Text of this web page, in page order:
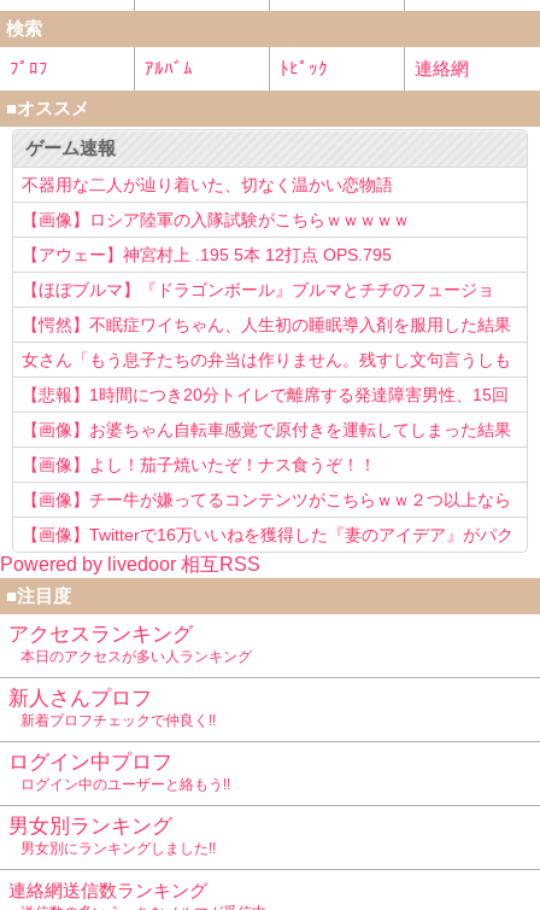
検索
ﾌﾟﾛﾌ
ｱﾙﾊﾞﾑ ﾄﾋﾟｯｸ
連絡網
■オススメ
ゲーム速報
不器用な二人が辿り着いた、切なく温かい恋物語
【画像】ロシア陸軍の入隊試験がこちらｗｗｗｗｗ
【アウェー】神宮村上 .195 5本 12打点 OPS.795
【ほぼブルマ】『ドラゴンボール』ブルマとチチのフュージョ
ン、クッソ可愛すぎるwwwwwww
【愕然】不眠症ワイちゃん、人生初の睡眠導入剤を服用した結果
ｗｗｗｗ
女さん「もう息子たちの弁当は作りません。残すし文句言うしも
う知らない！」
【悲報】1時間につき20分トイレで離席する発達障害男性、15回
以上転職を重ねてしまう
【画像】お婆ちゃん自転車感覚で原付きを運転してしまった結果
www
【画像】よし！茄子焼いたぞ！ナス食うぞ！！
【画像】チー牛が嫌ってるコンテンツがこちらｗｗ２つ以上なら
確定ｗｗ
【画像】Twitterで16万いいねを獲得した『妻のアイデア』がパク
リで草www
Powered by livedoor 相互RSS
■注目度
アクセスランキング
本日のアクセスが多い人ランキング
新人さんプロフ
新着プロフチェックで仲良く!!
ログイン中プロフ
ログイン中のユーザーと絡もう!!
男女別ランキング
男女別にランキングしました!!
連絡網送信数ランキング